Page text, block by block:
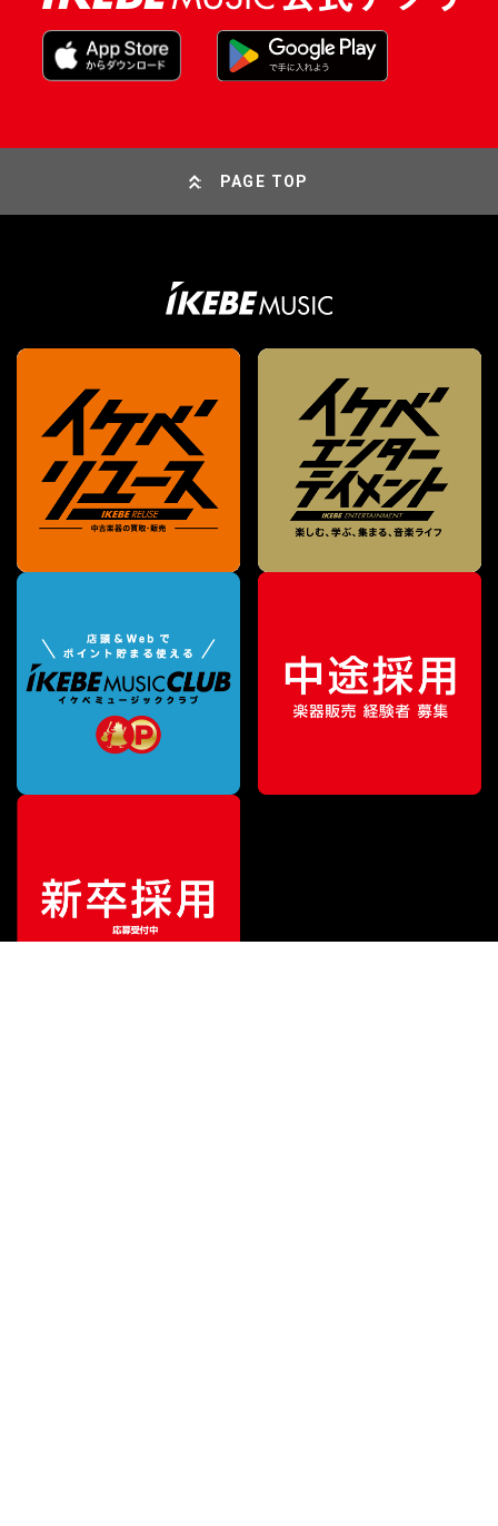
販売価格¥5,000（税込）
PAGE TOP